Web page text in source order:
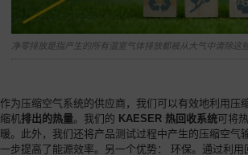
净零排放是指产生的所有温室气体排放都被从大气中清除这
作为压缩空气系统的供应商，我们可以有效地利用压
缩机 排出的热量。我们的 KAESER 热回收系统可将
暖。此外，我们还将产品测试过程中产生的压缩空气
一步提高了能源效率。另一个优势： 环保。通过利用